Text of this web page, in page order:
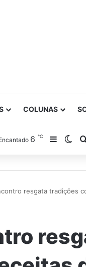
COLUNAS
6℃ Barra
resgata tradições